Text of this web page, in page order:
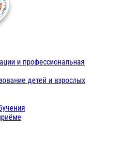
и профессиональная
детей и взрослых